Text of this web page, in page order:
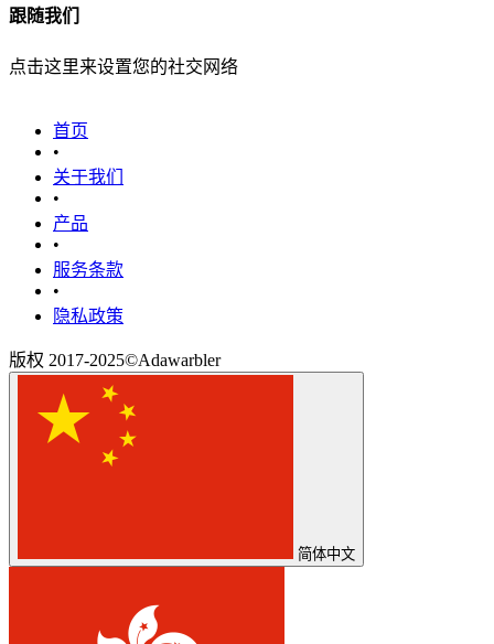
跟随我们
点击这里来设置您的社交网络
首页
•
关于我们
•
产品
•
‎服务条款‎
•
隐私政策
版权 2017-2025©Adawarbler
简体中文